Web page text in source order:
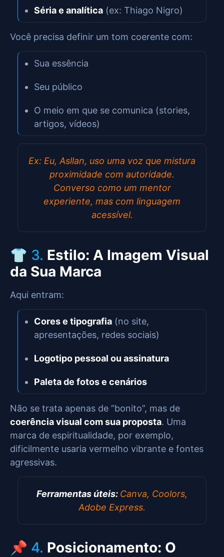
Séria e analítica (ex: Thiago Nigro)
Você precisa definir um tom coerente com:
Sua essência
Seu público
O meio em que se comunica (stories,
artigos, vídeos)
Ex: Eu, Asllan, uso uma voz que mistura
proximidade com autoridade.
Converso como um mentor
experiente, mas com linguagem
acessível.
👕 3. Estilo: A Imagem Visual
da Sua Marca
Aqui entram:
Cores e tipografia (no site,
apresentações, redes sociais)
Logotipo pessoal ou assinatura
Paleta de fotos e cenários
Não se trata apenas de “bonito”, mas de
coerência visual com sua proposta. Uma
marca de espiritualidade, por exemplo,
dificilmente usaria vermelho vibrante e fontes
agressivas.
Ferramentas úteis: Canva, Coolors,
Adobe Express.
📌 4. Posicionamento: O